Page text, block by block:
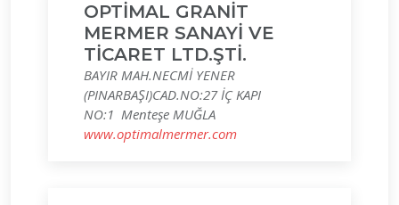
OPTİMAL GRANİT
MERMER SANAYİ VE
TİCARET LTD.ŞTİ.
BAYIR MAH.NECMİ YENER
(PINARBAŞI)CAD.NO:27 İÇ KAPI
NO:1 Menteşe MUĞLA
www.optimalmermer.com